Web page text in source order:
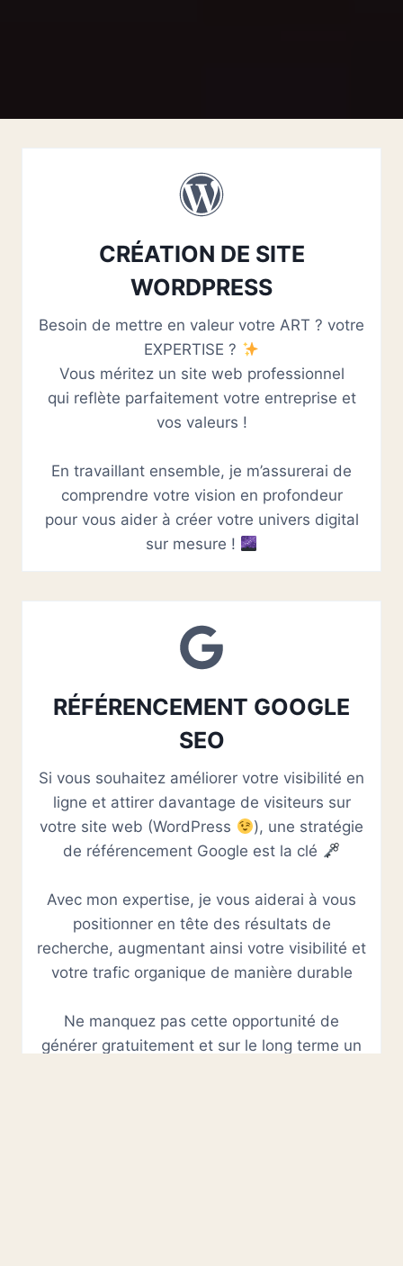
CRÉATION DE SITE
WORDPRESS
Besoin de mettre en valeur votre ART ? votre
EXPERTISE ?
Vous méritez un site web professionnel
qui reflète parfaitement votre entreprise et
vos valeurs !
En travaillant ensemble, je m’assurerai de
comprendre votre vision en profondeur
pour vous aider à créer votre univers digital
sur mesure !
RÉFÉRENCEMENT GOOGLE
SEO
Si vous souhaitez améliorer votre visibilité en
ligne et attirer davantage de visiteurs sur
votre site web (WordPress
), une stratégie
de référencement Google est la clé
Avec mon expertise, je vous aiderai à vous
positionner en tête des résultats de
recherche, augmentant ainsi votre visibilité et
votre trafic organique de manière durable
Ne manquez pas cette opportunité de
générer gratuitement et sur le long terme un